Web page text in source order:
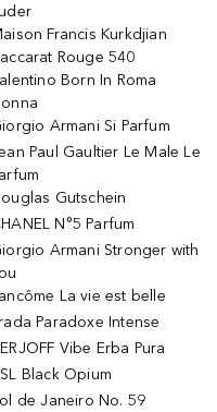
Francis Kurkdjian
Rouge 540
Born In Roma
Armani Si Parfum
Paul Gaultier Le Male Le
Gutschein
N°5 Parfum
Armani Stronger with
La vie est belle
Paradoxe Intense
Vibe Erba Pura
Black Opium
de Janeiro No. 59